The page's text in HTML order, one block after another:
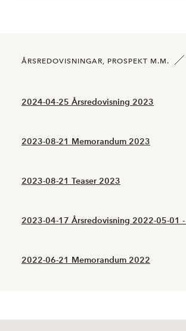
ÅRSREDOVISNINGAR, PROSPEKT M.M.
2024-04-25 Årsredovisning 2023
2023-08-21 Memorandum 2023
2023-08-21 Teaser 2023
2023-04-17 Årsredovisning 2022-05-01
2022-06-21 Memorandum 2022